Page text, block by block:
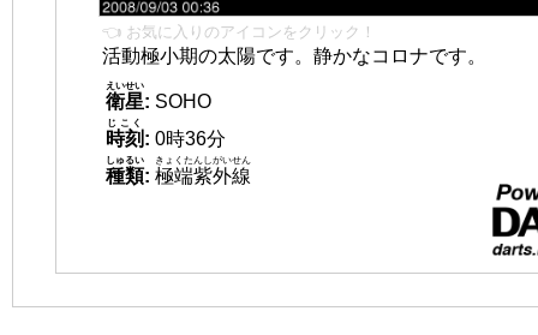
👈 お気に入りのアイコンをクリック！
活動極小期の太陽です。静かなコロナです。
衛星
えいせい
: SOHO
時刻
じこく
: 0時36分
種類
しゅるい
: 極端紫外線
きょくたんしがいせん